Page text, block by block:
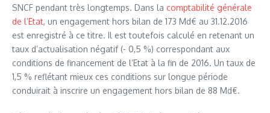
SNCF pendant très longtemps. Dans la comptabilité générale
de l’Etat, un engagement hors bilan de 173 Md€ au 31.12.2016
est enregistré à ce titre. Il est toutefois calculé en retenant un
taux d’actualisation négatif (- 0,5 %) correspondant aux
conditions de financement de l’Etat à la fin de 2016. Un taux de
1,5 % reflétant mieux ces conditions sur longue période
conduirait à inscrire un engagement hors bilan de 88 Md€.